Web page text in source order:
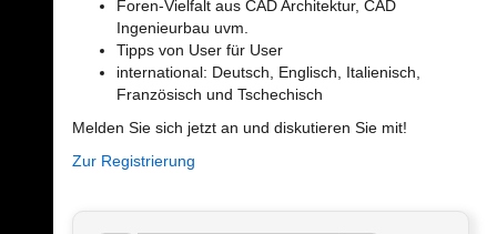
Foren-Vielfalt aus CAD Architektur, CAD
Ingenieurbau uvm.
Tipps von User für User
international: Deutsch, Englisch, Italienisch,
Französisch und Tschechisch
Melden Sie sich jetzt an und diskutieren Sie mit!
Zur Registrierung